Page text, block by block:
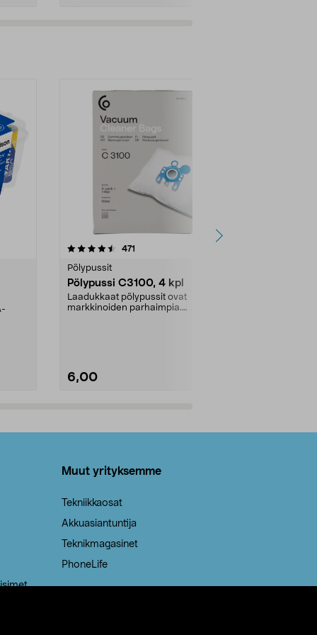
471
Pölypussit
Pölypussi C3100, 4 kpl
Laadukkaat pölypussit ovat
markkinoiden parhaimpia.
6,00
4.5viidestä
Muut yrityksemme
Tekniikkaosat
Akkuasiantuntija
Teknikmagasinet
PhoneLife